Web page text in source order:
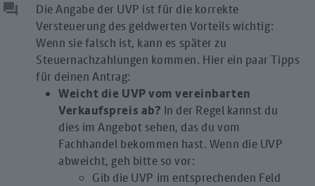
question_answer
Die Angabe der UVP ist für die korrekte
Versteuerung des geldwerten Vorteils wichtig:
Wenn sie falsch ist, kann es später zu
Steuernachzahlungen kommen. Hier ein paar Tipps
für deinen Antrag:
Weicht die UVP vom vereinbarten
Verkaufspreis ab? In der Regel kannst du
dies im Angebot sehen, das du vom
Fachhandel bekommen hast. Wenn die UVP
abweicht, geh bitte so vor:
Gib die UVP im entsprechenden Feld